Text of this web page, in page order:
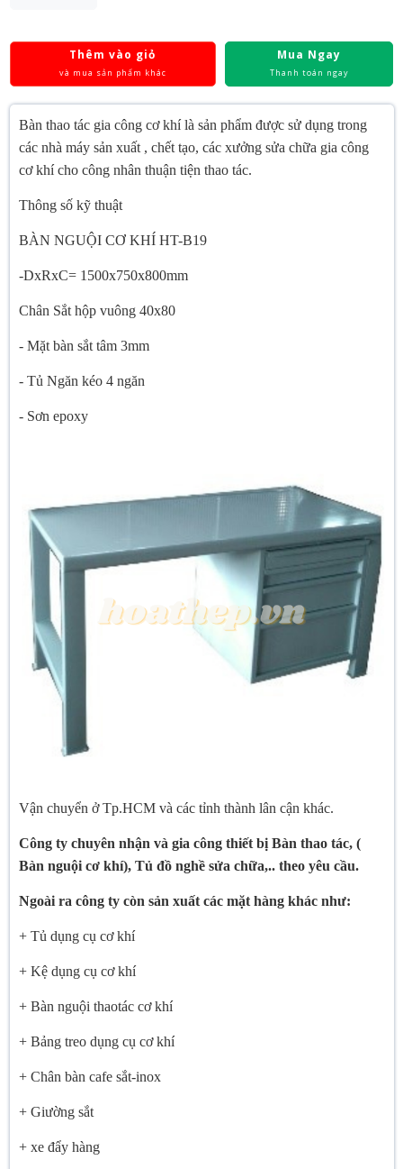
Thêm vào giỏ
và mua sản phẩm khác
Mua Ngay
Thanh toán ngay
Bàn thao tác gia công cơ khí là sản phẩm được sử dụng trong
các nhà máy sản xuất , chết tạo, các xưởng sửa chữa gia công
cơ khí cho công nhân thuận tiện thao tác.
Thông số kỹ thuật
BÀN NGUỘI CƠ KHÍ HT-B19
-DxRxC= 1500x750x800mm
Chân Sắt hộp vuông 40x80
- Mặt bàn sắt tâm 3mm
- Tủ Ngăn kéo 4 ngăn
- Sơn epoxy
Vận chuyển ở Tp.HCM và các tỉnh thành lân cận khác.
Công ty chuyên nhận và gia công thiết bị Bàn thao tác, (
Bàn nguội cơ khí), Tủ đồ nghề sửa chữa,.. theo yêu cầu.
Ngoài ra công ty còn sản xuất các mặt hàng khác như:
+ Tủ dụng cụ cơ khí
+ Kệ dụng cụ cơ khí
+ Bàn nguội thaotác cơ khí
+ Bảng treo dụng cụ cơ khí
+ Chân bàn cafe sắt-inox
+ Giường sắt
+ xe đẩy hàng